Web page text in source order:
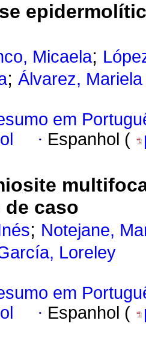
Micaela;
; Álvarez, Mariela
em
· Espanhol (
de caso
; Notejane,
Loreley
em
· Espanhol (